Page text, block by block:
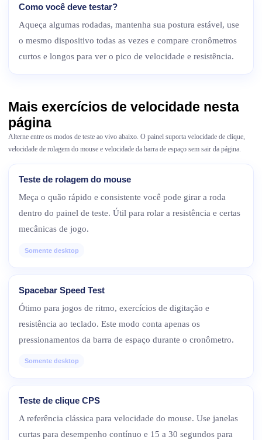
Como você deve testar?
Aqueça algumas rodadas, mantenha sua postura estável, use
o mesmo dispositivo todas as vezes e compare cronômetros
curtos e longos para ver o pico de velocidade e resistência.
Mais exercícios de velocidade nesta
página
Alterne entre os modos de teste ao vivo abaixo. O painel suporta velocidade de clique,
velocidade de rolagem do mouse e velocidade da barra de espaço sem sair da página.
Teste de rolagem do mouse
Meça o quão rápido e consistente você pode girar a roda
dentro do painel de teste. Útil para rolar a resistência e certas
mecânicas de jogo.
Somente desktop
Spacebar Speed Test
Ótimo para jogos de ritmo, exercícios de digitação e
resistência ao teclado. Este modo conta apenas os
pressionamentos da barra de espaço durante o cronômetro.
Somente desktop
Teste de clique CPS
A referência clássica para velocidade do mouse. Use janelas
curtas para desempenho contínuo e 15 a 30 segundos para